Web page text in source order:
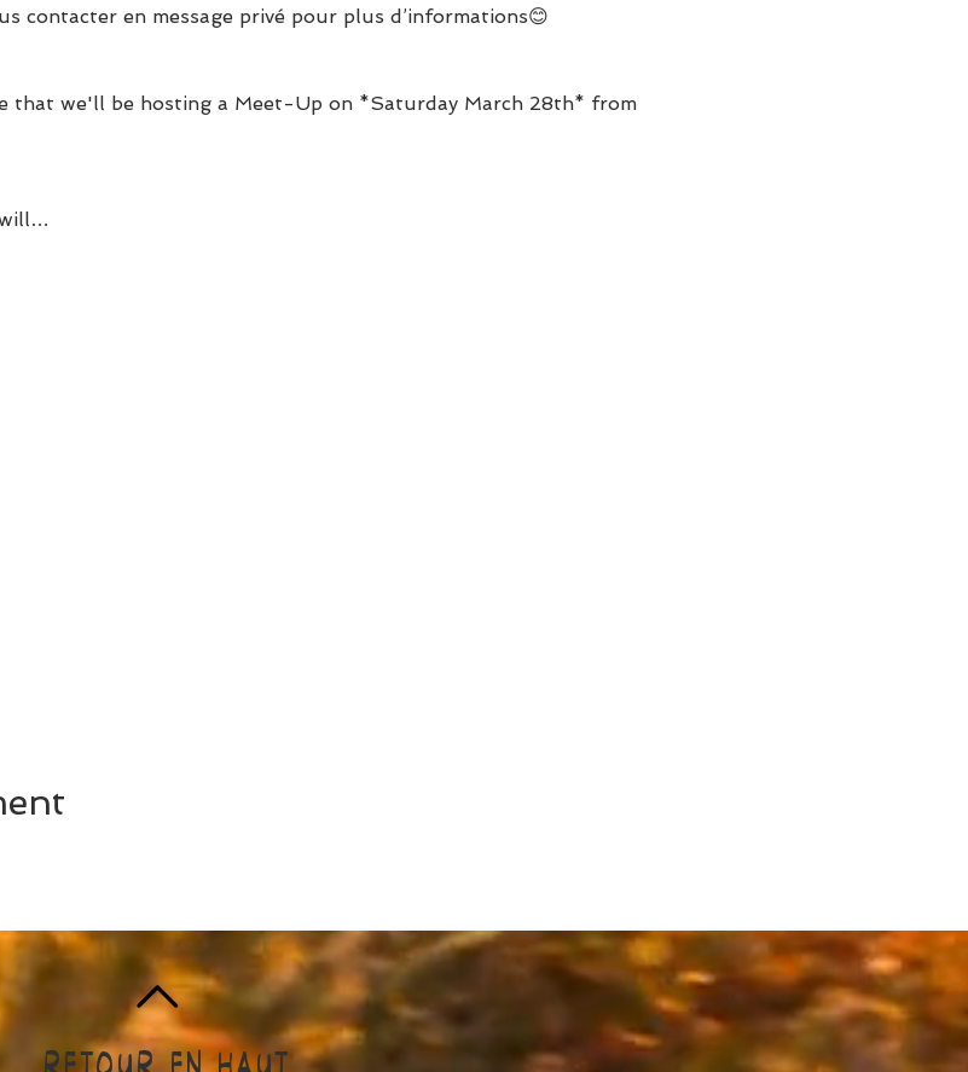
contacter en message privé pour plus d’informations😊
that we'll be hosting a Meet-Up on *Saturday March 28th* from
RETOUR EN HAUT